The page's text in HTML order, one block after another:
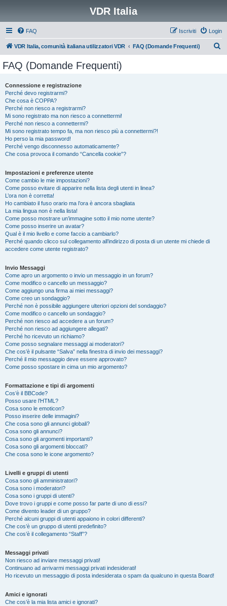
VDR Italia
FAQ Login
Iscriviti
VDR Italia, comunità italiana utilizzatori VDR FAQ (Domande Frequenti)
FAQ (Domande Frequenti)
Connessione e registrazione
Perché devo registrarmi?
Che cosa è COPPA?
Perché non riesco a registrarmi?
Mi sono registrato ma non riesco a connettermi!
Perché non riesco a connettermi?
Mi sono registrato tempo fa, ma non riesco più a connettermi?!
Ho perso la mia password!
Perché vengo disconnesso automaticamente?
Che cosa provoca il comando “Cancella cookie”?
Impostazioni e preferenze utente
Come cambio le mie impostazioni?
Come posso evitare di apparire nella lista degli utenti in linea?
L’ora non è corretta!
Ho cambiato il fuso orario ma l’ora è ancora sbagliata
La mia lingua non è nella lista!
Come posso mostrare un’immagine sotto il mio nome utente?
Come posso inserire un avatar?
Qual è il mio livello e come faccio a cambiarlo?
Perché quando clicco sul collegamento all’indirizzo di posta di un utente mi chiede di
accedere come utente registrato?
Invio Messaggi
Come apro un argomento o invio un messaggio in un forum?
Come modifico o cancello un messaggio?
Come aggiungo una firma ai miei messaggi?
Come creo un sondaggio?
Perché non è possibile aggiungere ulteriori opzioni del sondaggio?
Come modifico o cancello un sondaggio?
Perché non riesco ad accedere a un forum?
Perché non riesco ad aggiungere allegati?
Perché ho ricevuto un richiamo?
Come posso segnalare messaggi ai moderatori?
Che cos’è il pulsante “Salva” nella finestra di invio dei messaggi?
Perché il mio messaggio deve essere approvato?
Come posso spostare in cima un mio argomento?
Formattazione e tipi di argomenti
Cos’è il BBCode?
Posso usare l’HTML?
Cosa sono le emoticon?
Posso inserire delle immagini?
Che cosa sono gli annunci globali?
Cosa sono gli annunci?
Cosa sono gli argomenti importanti?
Cosa sono gli argomenti bloccati?
Che cosa sono le icone argomento?
Livelli e gruppi di utenti
Cosa sono gli amministratori?
Cosa sono i moderatori?
Cosa sono i gruppi di utenti?
Dove trovo i gruppi e come posso far parte di uno di essi?
Come divento leader di un gruppo?
Perché alcuni gruppi di utenti appaiono in colori differenti?
Che cos’è un gruppo di utenti predefinito?
Che cos’è il collegamento “Staff”?
Messaggi privati
Non riesco ad inviare messaggi privati!
Continuano ad arrivarmi messaggi privati indesiderati!
Ho ricevuto un messaggio di posta indesiderata o spam da qualcuno in questa Board!
Amici e ignorati
Che cos’è la mia lista amici e ignorati?